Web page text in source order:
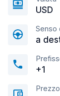
USD
Senso
a
+1